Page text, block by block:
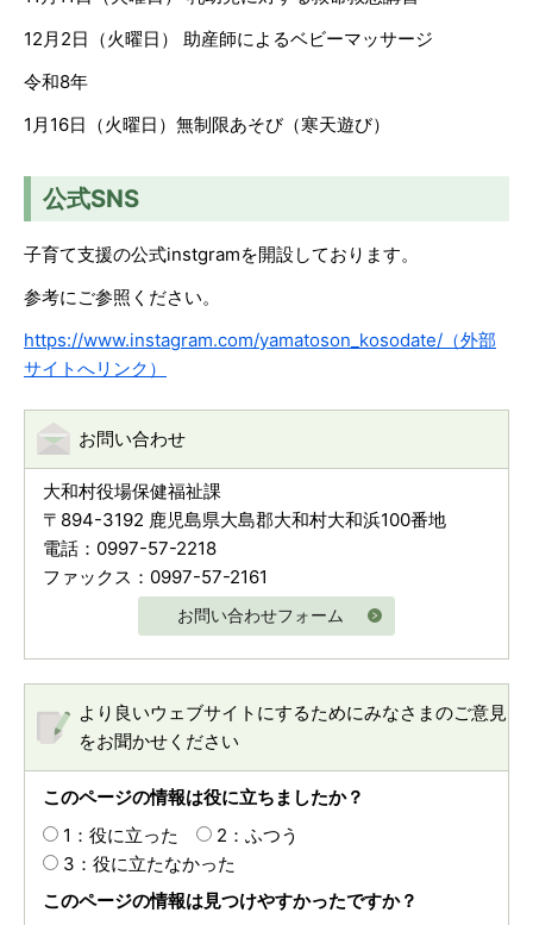
12月2日（火曜日） 助産師によるベビーマッサージ
令和8年
1月16日（火曜日）無制限あそび（寒天遊び）
公式SNS
子育て支援の公式instgramを開設しております。
参考にご参照ください。
https://www.instagram.com/yamatoson_kosodate/（外部
サイトへリンク）
お問い合わせ
大和村役場保健福祉課
〒894-3192 鹿児島県大島郡大和村大和浜100番地
電話：0997-57-2218
ファックス：0997-57-2161
お問い合わせフォーム
より良いウェブサイトにするためにみなさまのご意見
をお聞かせください
このページの情報は役に立ちましたか？
1：役に立った
2：ふつう
3：役に立たなかった
このページの情報は見つけやすかったですか？